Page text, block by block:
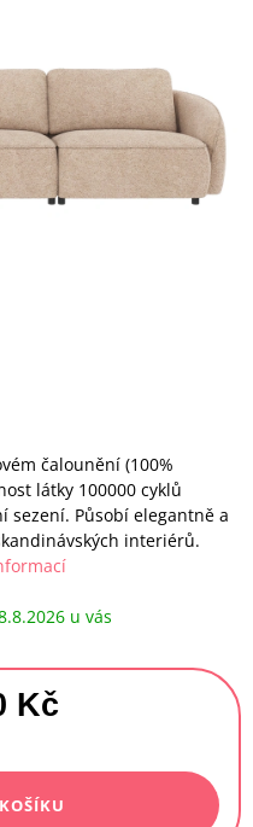
čalounění (100%
látky 100000 cyklů
sezení. Působí elegantně a
interiérů.
Kč